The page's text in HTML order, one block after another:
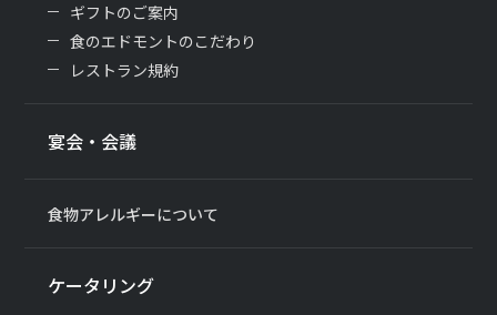
ギフトのご案内
食のエドモントのこだわり
レストラン規約
宴会・会議
食物アレルギーについて
ケータリング